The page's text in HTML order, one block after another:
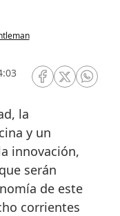
RRSS Facebook
RRSSRRSS
y un
innovación,
serán
de este
corrientes